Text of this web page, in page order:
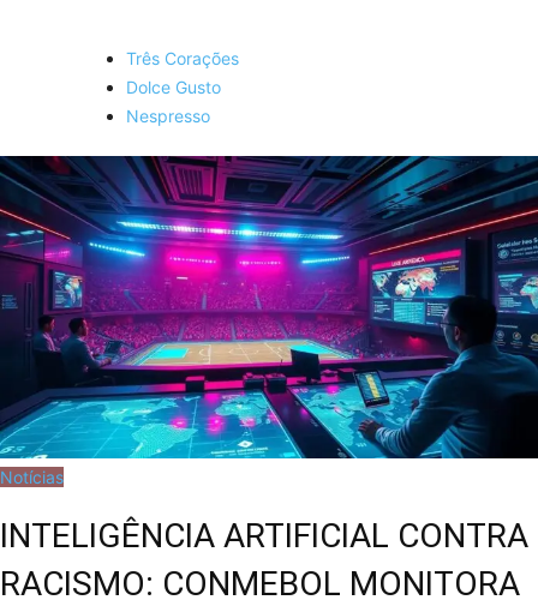
Três Corações
Dolce Gusto
Nespresso
Notícias
INTELIGÊNCIA ARTIFICIAL CONTRA
RACISMO: CONMEBOL MONITORA